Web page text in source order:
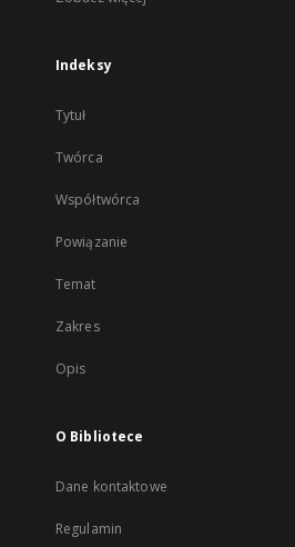
Indeksy
Tytuł
Twórca
Współtwórca
Powiązanie
Temat
Zakres
Opis
O Bibliotece
Dane kontaktowe
Regulamin